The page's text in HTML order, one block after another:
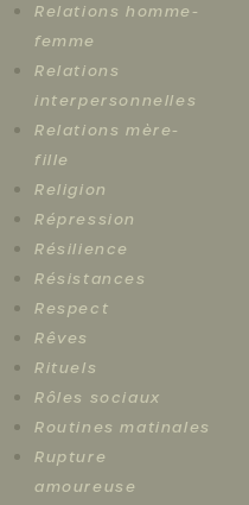
Relations homme-
femme
Relations
interpersonnelles
Relations mère-
fille
Religion
Répression
Résilience
Résistances
Respect
Rêves
Rituels
Rôles sociaux
Routines matinales
Rupture
amoureuse